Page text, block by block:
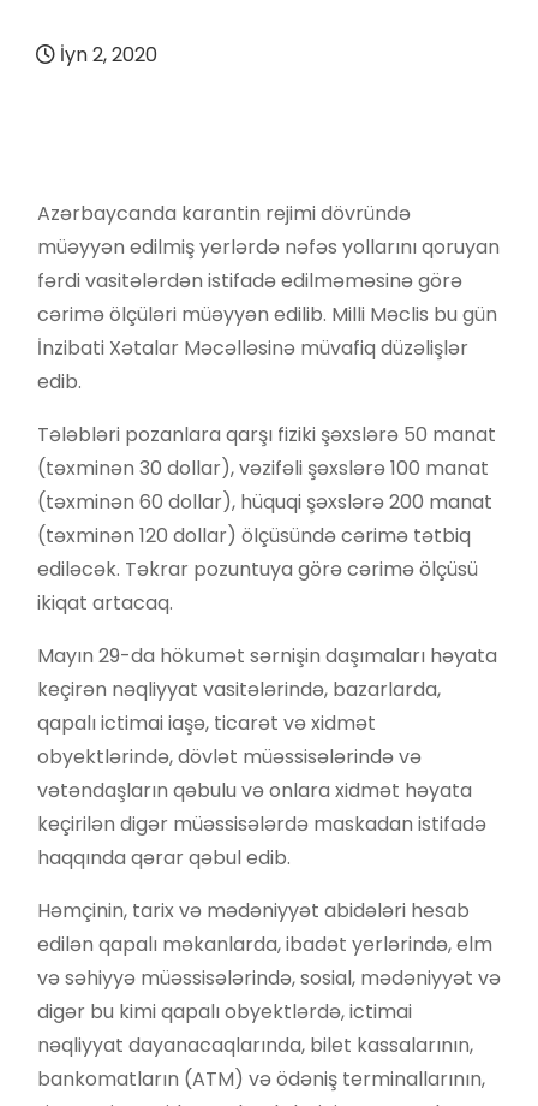
İyn 2, 2020
Azərbaycanda karantin rejimi dövründə
müəyyən edilmiş yerlərdə nəfəs yollarını qoruyan
fərdi vasitələrdən istifadə edilməməsinə görə
cərimə ölçüləri müəyyən edilib. Milli Məclis bu gün
İnzibati Xətalar Məcəlləsinə müvafiq düzəlişlər
edib.
Tələbləri pozanlara qarşı fiziki şəxslərə 50 manat
(təxminən 30 dollar), vəzifəli şəxslərə 100 manat
(təxminən 60 dollar), hüquqi şəxslərə 200 manat
(təxminən 120 dollar) ölçüsündə cərimə tətbiq
ediləcək. Təkrar pozuntuya görə cərimə ölçüsü
ikiqat artacaq.
Mayın 29-da hökumət sərnişin daşımaları həyata
keçirən nəqliyyat vasitələrində, bazarlarda,
qapalı ictimai iaşə, ticarət və xidmət
obyektlərində, dövlət müəssisələrində və
vətəndaşların qəbulu və onlara xidmət həyata
keçirilən digər müəssisələrdə maskadan istifadə
haqqında qərar qəbul edib.
Həmçinin, tarix və mədəniyyət abidələri hesab
edilən qapalı məkanlarda, ibadət yerlərində, elm
və səhiyyə müəssisələrində, sosial, mədəniyyət və
digər bu kimi qapalı obyektlərdə, ictimai
nəqliyyat dayanacaqlarında, bilet kassalarının,
bankomatların (ATM) və ödəniş terminallarının,